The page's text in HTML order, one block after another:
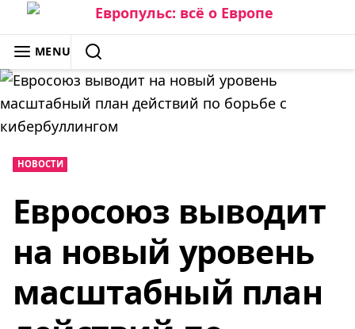
Skip
to
content
ЕВРОПУЛЬС: ВСЁ О ЕВРОПЕ
MENU
SEARCH
НОВОСТИ
Евросоюз выводит
на новый уровень
масштабный план